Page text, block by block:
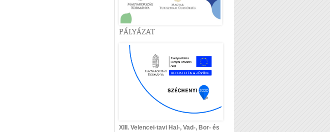
PÁLYÁZAT
XIII. Velencei-tavi Hal-, Vad-, Bor- és